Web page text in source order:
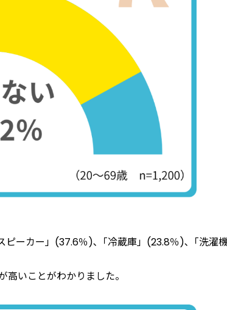
ーカー」(37.6％)､「冷蔵庫」(23.8％)､「洗濯
いことがわかりました。